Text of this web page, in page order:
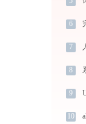
6
7
8
9
10